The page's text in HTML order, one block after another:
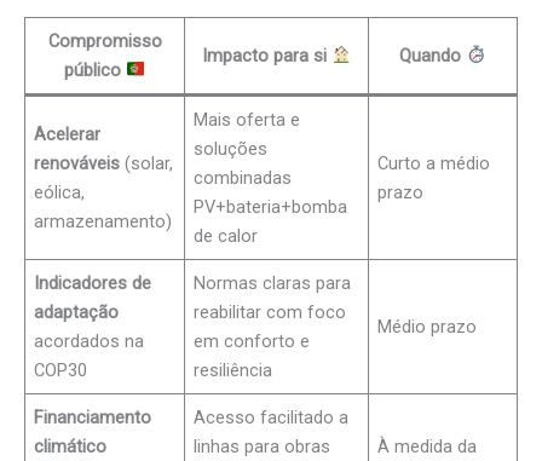
Compromisso
público
Impacto para si Quando
Acelerar
renováveis (solar,
eólica,
armazenamento)
Mais oferta e
soluções
combinadas
PV+bateria+bomba
de calor
Curto a médio
prazo
Indicadores de
adaptação
acordados na
COP30
Normas claras para
reabilitar com foco
em conforto e
resiliência
Médio prazo
Financiamento
climático
Acesso facilitado a
linhas para obras
À medida da